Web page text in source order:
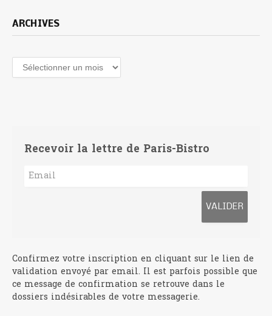
ARCHIVES
Archives
Recevoir la lettre de Paris-Bistro
Confirmez votre inscription en cliquant sur le lien de
validation envoyé par email. Il est parfois possible que
ce message de confirmation se retrouve dans le
dossiers indésirables de votre messagerie.